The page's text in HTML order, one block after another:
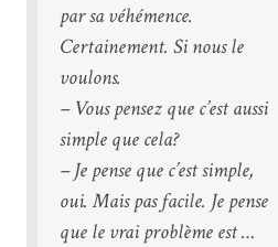
par sa véhémence.
Certainement. Si nous le
voulons.
– Vous pensez que c’est aussi
simple que cela?
– Je pense que c’est simple,
oui. Mais pas facile. Je pense
que le vrai problème est …